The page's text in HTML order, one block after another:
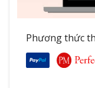
Phương thức